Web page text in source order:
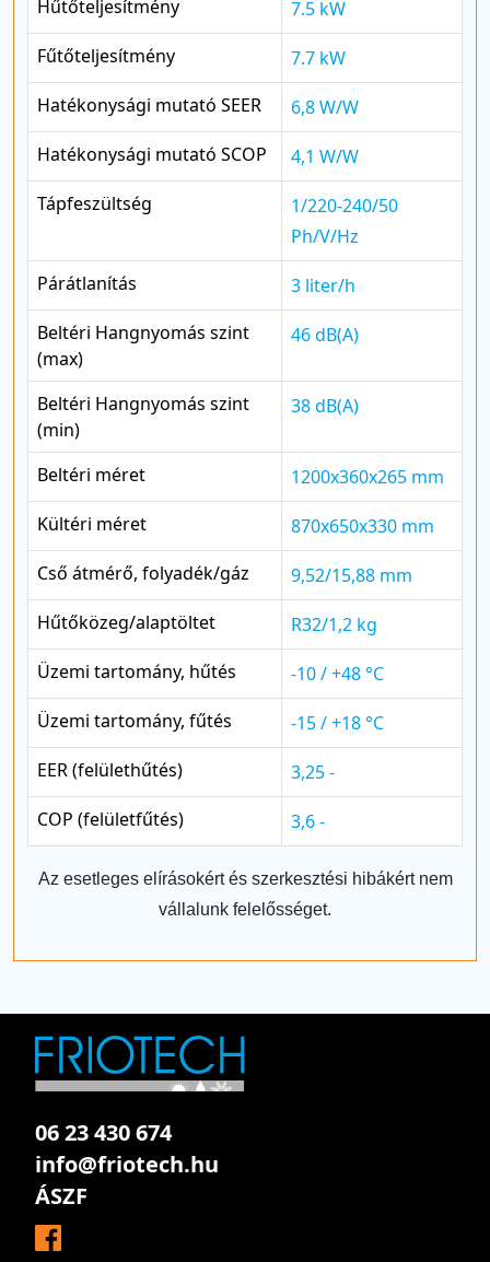
Hűtőteljesítmény
7.5 kW
Fűtőteljesítmény
7.7 kW
Hatékonysági mutató SEER
6,8 W/W
Hatékonysági mutató SCOP
4,1 W/W
Tápfeszültség
1/220-240/50
Ph/V/Hz
Párátlanítás
3 liter/h
Beltéri Hangnyomás szint
(max)
46 dB(A)
Beltéri Hangnyomás szint
(min)
38 dB(A)
Beltéri méret
1200x360x265 mm
Kültéri méret
870x650x330 mm
Cső átmérő, folyadék/gáz
9,52/15,88 mm
Hűtőközeg/alaptöltet
R32/1,2 kg
Üzemi tartomány, hűtés
-10 / +48 °C
Üzemi tartomány, fűtés
-15 / +18 °C
EER (felülethűtés)
3,25 -
COP (felületfűtés)
3,6 -
Az esetleges elírásokért és szerkesztési hibákért nem
vállalunk felelősséget.
06 23 430 674
info@friotech.hu
ÁSZF